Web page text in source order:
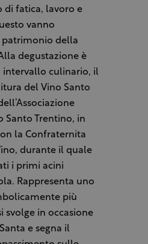
fatica, lavoro e
vanno
patrimonio della
degustazione è
intervallo culinario, il
del Vino Santo
Santo Trentino, in
la Confraternita
durante il quale
i primi acini
Rappresenta uno
più
svolge in occasione
e segna il